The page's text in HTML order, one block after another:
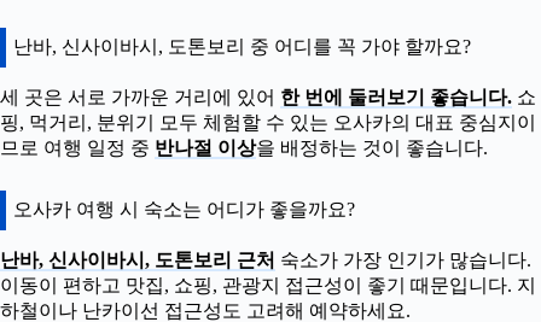
난바, 신사이바시, 도톤보리 중 어디를 꼭 가야 할까요?
세 곳은 서로 가까운 거리에 있어 한 번에 둘러보기 좋습니다. 쇼
핑, 먹거리, 분위기 모두 체험할 수 있는 오사카의 대표 중심지이
므로 여행 일정 중 반나절 이상을 배정하는 것이 좋습니다.
오사카 여행 시 숙소는 어디가 좋을까요?
난바, 신사이바시, 도톤보리 근처 숙소가 가장 인기가 많습니다.
이동이 편하고 맛집, 쇼핑, 관광지 접근성이 좋기 때문입니다. 지
하철이나 난카이선 접근성도 고려해 예약하세요.